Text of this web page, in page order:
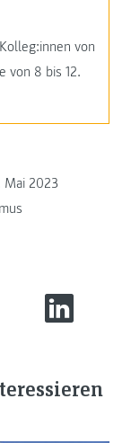
von
von 8 bis 12.
Mai 2023